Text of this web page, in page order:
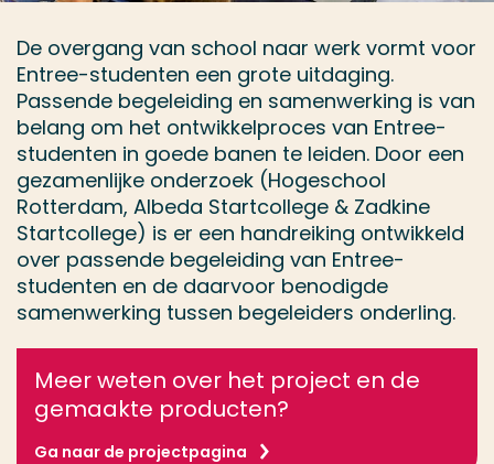
De overgang van school naar werk vormt voor
Entree-studenten een grote uitdaging.
Passende begeleiding en samenwerking is van
belang om het ontwikkelproces van Entree-
studenten in goede banen te leiden. Door een
gezamenlijke onderzoek (Hogeschool
Rotterdam, Albeda Startcollege & Zadkine
Startcollege) is er een handreiking ontwikkeld
over passende begeleiding van Entree-
studenten en de daarvoor benodigde
samenwerking tussen begeleiders onderling.
Meer weten over het project en de
gemaakte producten?
Ga naar de projectpagina